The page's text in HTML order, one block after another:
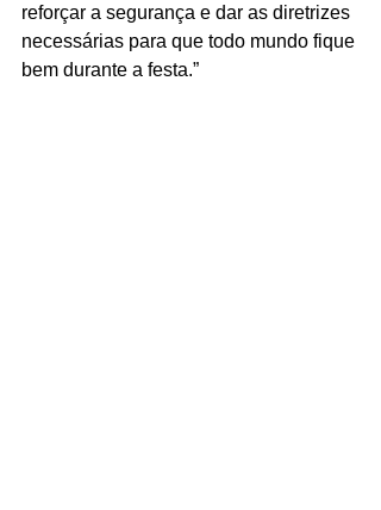
reforçar a segurança e dar as diretrizes
necessárias para que todo mundo fique
bem durante a festa.”